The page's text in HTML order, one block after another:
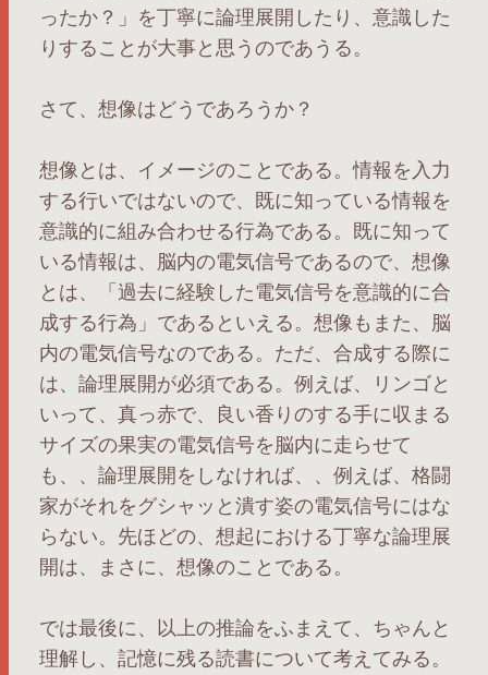
ったか？」を丁寧に論理展開したり、意識した
りすることが大事と思うのであうる。
さて、想像はどうであろうか？
想像とは、イメージのことである。情報を入力
する行いではないので、既に知っている情報を
意識的に組み合わせる行為である。既に知って
いる情報は、脳内の電気信号であるので、想像
とは、「過去に経験した電気信号を意識的に合
成する行為」であるといえる。想像もまた、脳
内の電気信号なのである。ただ、合成する際に
は、論理展開が必須である。例えば、リンゴと
いって、真っ赤で、良い香りのする手に収まる
サイズの果実の電気信号を脳内に走らせて
も、、論理展開をしなければ、、例えば、格闘
家がそれをグシャッと潰す姿の電気信号にはな
らない。先ほどの、想起における丁寧な論理展
開は、まさに、想像のことである。
では最後に、以上の推論をふまえて、ちゃんと
理解し、記憶に残る読書について考えてみる。